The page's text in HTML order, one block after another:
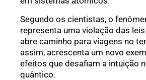
Segundo os cientistas, o
representa uma violação das
abre caminho para viagens no
assim, acrescenta um novo
efeitos que desafiam a intuição
quântico.